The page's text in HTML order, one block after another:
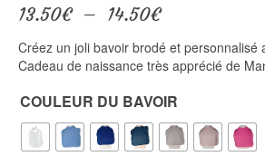
13.50€ – 14.50€Plage
prix :
13.50€
14.50€
Créez un joli bavoir brodé et personnalisé
Cadeau de naissance très apprécié de
COULEUR DU BAVOIR